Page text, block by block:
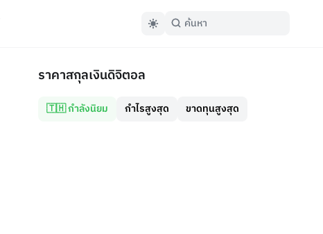
ราคาสกุลเงินดิจิตอล
🇹🇭 กำลังนิยม กำไรสูงสุด ขาดทุนสูงสุด